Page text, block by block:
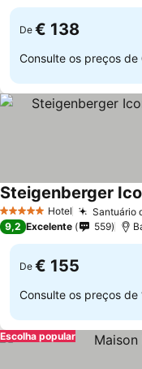
De € 138
Consulte os preços de
5 Estrelas Hotel Santuário
9,2 Excelente 559
De € 155
Consulte os preços de
Escolha popular